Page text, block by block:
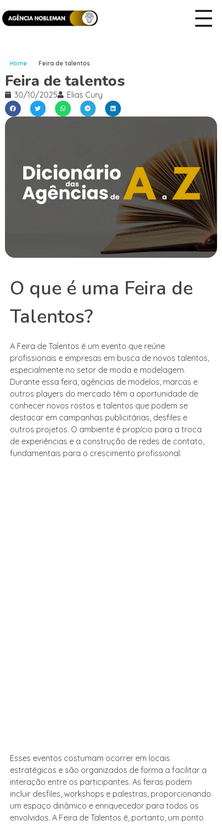
Home Feira de talentos
Feira de talentos
30/10/2025 Elias Cury
O que é uma Feira de
Talentos?
A Feira de Talentos é um evento que reúne
profissionais e empresas em busca de novos talentos,
especialmente no setor de moda e modelagem.
Durante essa feira, agências de modelos, marcas e
outros players do mercado têm a oportunidade de
conhecer novos rostos e talentos que podem se
destacar em campanhas publicitárias, desfiles e
outros projetos. O ambiente é propício para a troca
de experiências e a construção de redes de contato,
fundamentais para o crescimento profissional.
Esses eventos costumam ocorrer em locais
estratégicos e são organizados de forma a facilitar a
interação entre os participantes. As feiras podem
incluir desfiles, workshops e palestras, proporcionando
um espaço dinâmico e enriquecedor para todos os
envolvidos. A Feira de Talentos é, portanto, um ponto